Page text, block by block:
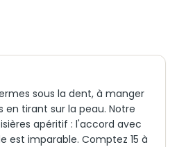
sous la dent, à manger
en tirant sur la peau. Notre
apéritif : l'accord avec
est imparable. Comptez 15 à